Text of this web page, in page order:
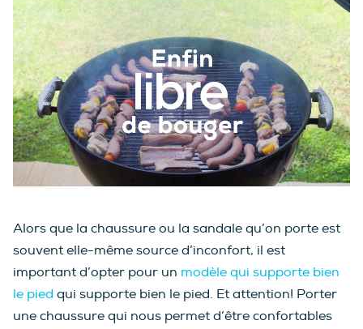
Alors que la chaussure ou la sandale qu’on porte est
souvent elle-même source d’inconfort, il est
important d’opter pour un modèle qui supporte bien
le pied qui supporte bien le pied. Et attention! Porter
une chaussure qui nous permet d’être confortables